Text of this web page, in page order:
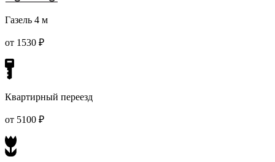
Газель 4 м
от 1530 ₽
Квартирный переезд
от 5100 ₽